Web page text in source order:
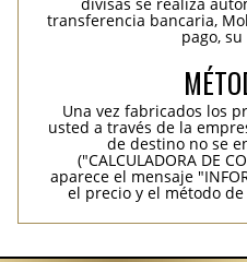
transferencia bancaria,
pago,
Una vez fabricados los
usted a través de la
de destino no se
("CALCULADORA DE
aparece el mensaje
el precio y el método